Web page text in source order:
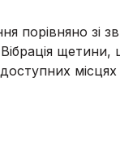
порівняно